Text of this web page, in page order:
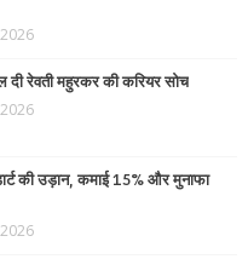
दी रेवती महुरकर की करियर सोच
की उड़ान, कमाई 15% और मुनाफा